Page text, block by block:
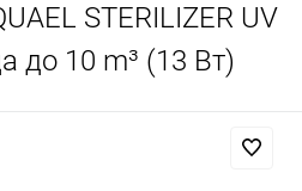
STERILIZER UV
до 10 m³ (13 Вт)